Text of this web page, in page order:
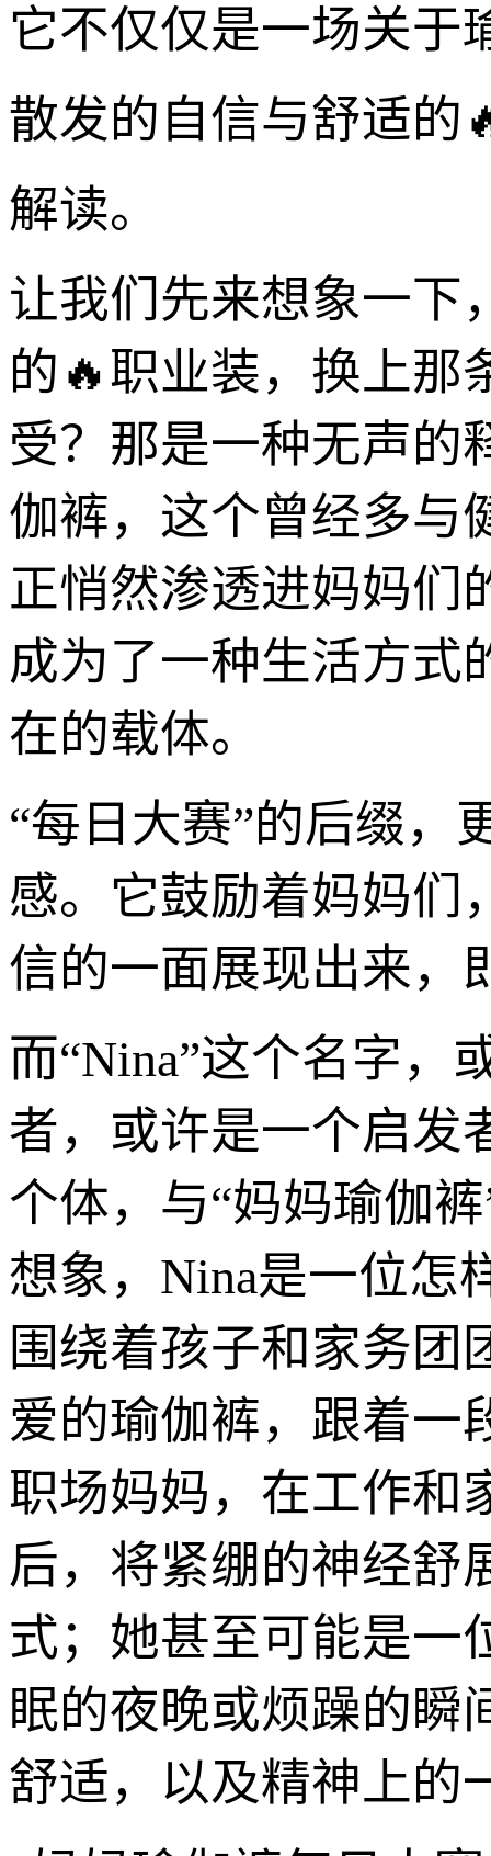
它不仅仅是一场关于
散发的自信与舒适
解读。
让我们先来想象一下
的🔥职业装，换上那
受？那是一种无声的
伽裤，这个曾经多与
正悄然渗透进妈妈们
成为了一种生活方式
在的载体。
“每日大赛”的后缀，
感。它鼓励着妈妈们
信的一面展现出来，
而“Nina”这个名字，
者，或许是一个启发
个体，与“妈妈瑜伽
想象，Nina是一位怎
围绕着孩子和家务团
爱的瑜伽裤，跟着一
职场妈妈，在工作和
后，将紧绷的神经舒
式；她甚至可能是一
眠的夜晚或烦躁的瞬
舒适，以及精神上的